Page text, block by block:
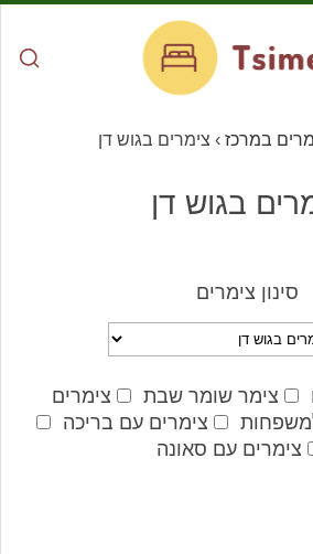
במרכז › צימרים בגוש דן
בגוש דן
סינון צימרים
צימר שומר שבת
צימרים
צימרים עם בריכה
צימרים עם סאונה